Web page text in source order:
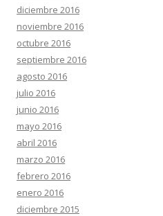
diciembre 2016
noviembre 2016
octubre 2016
septiembre 2016
agosto 2016
julio 2016
junio 2016
mayo 2016
abril 2016
marzo 2016
febrero 2016
enero 2016
diciembre 2015